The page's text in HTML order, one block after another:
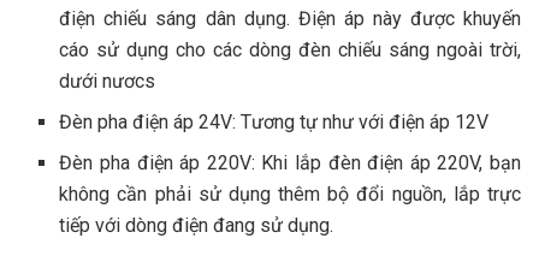
điện chiếu sáng dân dụng. Điện áp này được khuyến
cáo sử dụng cho các dòng đèn chiếu sáng ngoài trời,
dưới nươcs
Đèn pha điện áp 24V: Tương tự như với điện áp 12V
Đèn pha điện áp 220V: Khi lắp đèn điện áp 220V, bạn
không cần phải sử dụng thêm bộ đổi nguồn, lắp trực
tiếp với dòng điện đang sử dụng.